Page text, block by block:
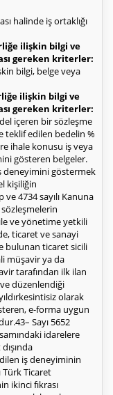
halinde iş ortaklığı
ilişkin bilgi ve
gereken kriterler:
bilgi, belge veya
ilişkin bilgi ve
gereken kriterler:
içeren bir sözleşme
teklif edilen bedelin %
ihale konusu iş veya
gösteren belgeler.
deneyimini göstermek
kişiliğin
ve 4734 sayılı Kanuna
ve yönetime yetkili
ticaret ve sanayi
bulunan ticaret sicili
müşavir ya da
tarafından ilk ilan
düzenlendiği
olarak
e-forma uygun
Sayı 5652
idarelere
iş deneyiminin
Türk Ticaret
ikinci fıkrası